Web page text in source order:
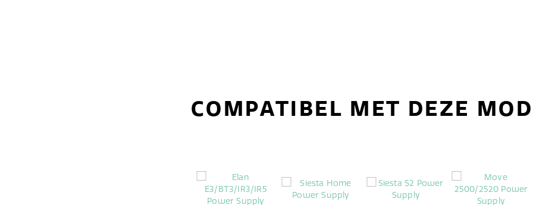
COMPATIBEL MET DEZE